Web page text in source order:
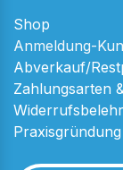
Shop
Anmeldung-
Abverkauf/
Zahlungsarten